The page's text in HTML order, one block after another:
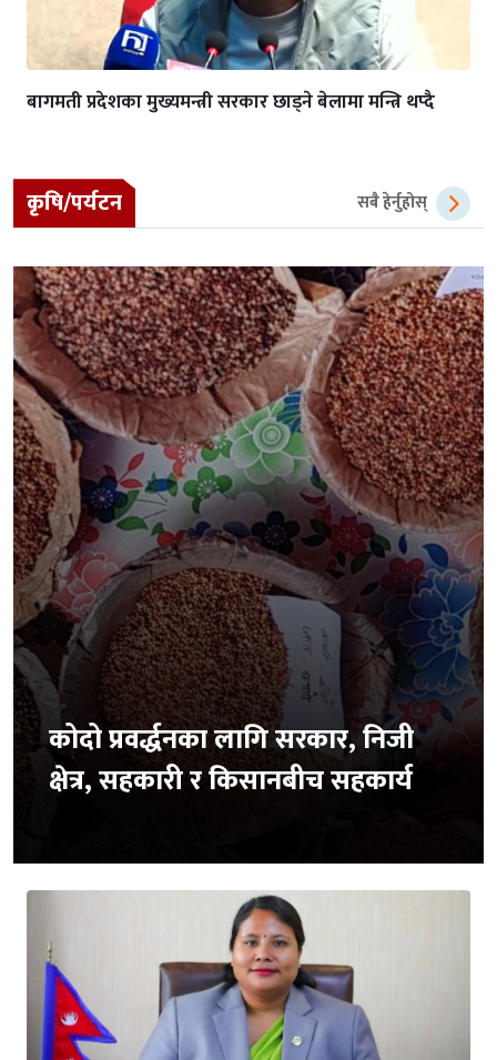
बागमती प्रदेशका मुख्यमन्त्री सरकार छाड्ने बेलामा मन्त्रि थप्दै
कृषि/पर्यटन सबै हेर्नुहोस्
कोदो प्रवर्द्धनका लागि सरकार, निजी
क्षेत्र, सहकारी र किसानबीच सहकार्य